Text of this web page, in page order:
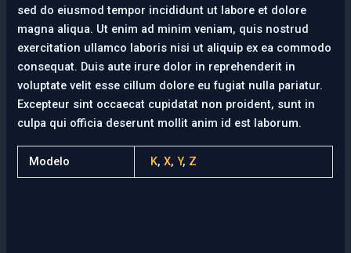
sed do eiusmod tempor incididunt ut labore et dolore
magna aliqua. Ut enim ad minim veniam, quis nostrud
exercitation ullamco laboris nisi ut aliquip ex ea commodo
consequat. Duis aute irure dolor in reprehenderit in
voluptate velit esse cillum dolore eu fugiat nulla pariatur.
Excepteur sint occaecat cupidatat non proident, sunt in
culpa qui officia deserunt mollit anim id est laborum.
Modelo K, X, Y, Z